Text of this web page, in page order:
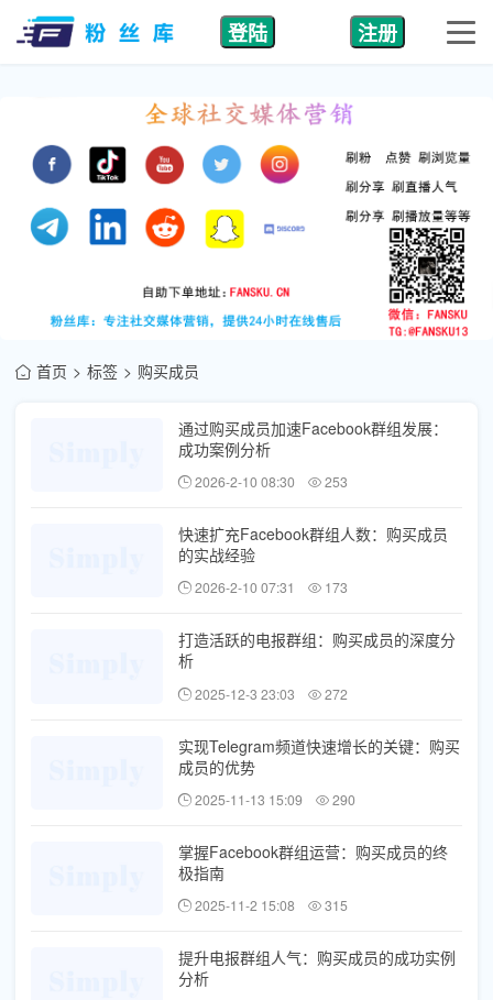
登陆 注册
首页 标签 购买成员
通过购买成员加速Facebook群组发展：
成功案例分析
2026-2-10 08:30 253
快速扩充Facebook群组人数：购买成员
的实战经验
2026-2-10 07:31 173
打造活跃的电报群组：购买成员的深度分
析
2025-12-3 23:03 272
实现Telegram频道快速增长的关键：购买
成员的优势
2025-11-13 15:09 290
掌握Facebook群组运营：购买成员的终
极指南
2025-11-2 15:08 315
提升电报群组人气：购买成员的成功实例
分析